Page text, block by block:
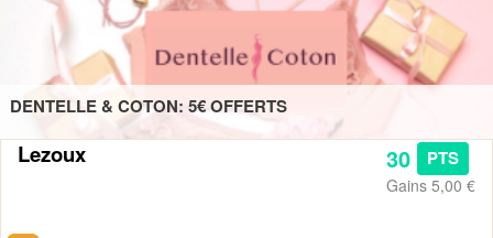
DENTELLE & COTON: 5€ OFFERTS
Lezoux 30 PTS
Gains 5,00 €